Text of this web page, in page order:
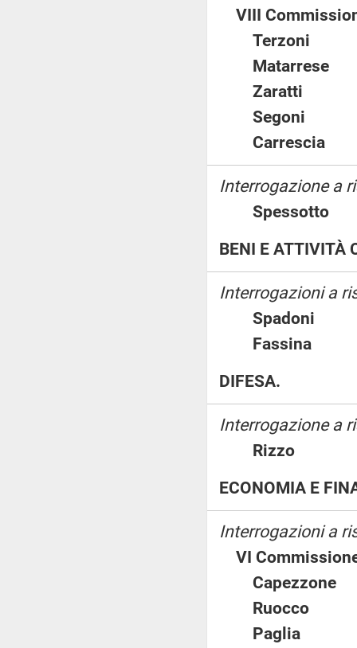
VIII
Terzoni
Zaratti
Segoni
Interrogazione a
BENI E ATTIVITÀ
Interrogazioni a
Spadoni
Fassina
DIFESA.
Interrogazione a
Rizzo
ECONOMIA E
Interrogazioni a
VI
Ruocco
Paglia